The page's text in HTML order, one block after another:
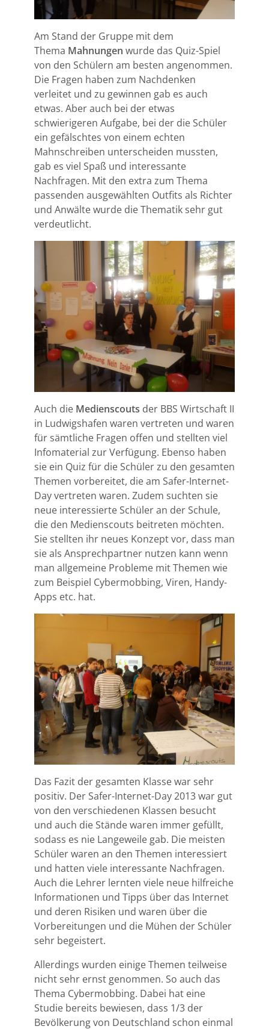
Am Stand der Gruppe mit dem
Thema Mahnungen wurde das Quiz-Spiel
von den Schülern am besten angenommen.
Die Fragen haben zum Nachdenken
verleitet und zu gewinnen gab es auch
etwas. Aber auch bei der etwas
schwierigeren Aufgabe, bei der die Schüler
ein gefälschtes von einem echten
Mahnschreiben unterscheiden mussten,
gab es viel Spaß und interessante
Nachfragen. Mit den extra zum Thema
passenden ausgewählten Outfits als Richter
und Anwälte wurde die Thematik sehr gut
verdeutlicht.
Auch die Medienscouts der BBS Wirtschaft II
in Ludwigshafen waren vertreten und waren
für sämtliche Fragen offen und stellten viel
Infomaterial zur Verfügung. Ebenso haben
sie ein Quiz für die Schüler zu den gesamten
Themen vorbereitet, die am Safer-Internet-
Day vertreten waren. Zudem suchten sie
neue interessierte Schüler an der Schule,
die den Medienscouts beitreten möchten.
Sie stellten ihr neues Konzept vor, dass man
sie als Ansprechpartner nutzen kann wenn
man allgemeine Probleme mit Themen wie
zum Beispiel Cybermobbing, Viren, Handy-
Apps etc. hat.
Das Fazit der gesamten Klasse war sehr
positiv. Der Safer-Internet-Day 2013 war gut
von den verschiedenen Klassen besucht
und auch die Stände waren immer gefüllt,
sodass es nie Langeweile gab. Die meisten
Schüler waren an den Themen interessiert
und hatten viele interessante Nachfragen.
Auch die Lehrer lernten viele neue hilfreiche
Informationen und Tipps über das Internet
und deren Risiken und waren über die
Vorbereitungen und die Mühen der Schüler
sehr begeistert.
Allerdings wurden einige Themen teilweise
nicht sehr ernst genommen. So auch das
Thema Cybermobbing. Dabei hat eine
Studie bereits bewiesen, dass 1/3 der
Bevölkerung von Deutschland schon einmal